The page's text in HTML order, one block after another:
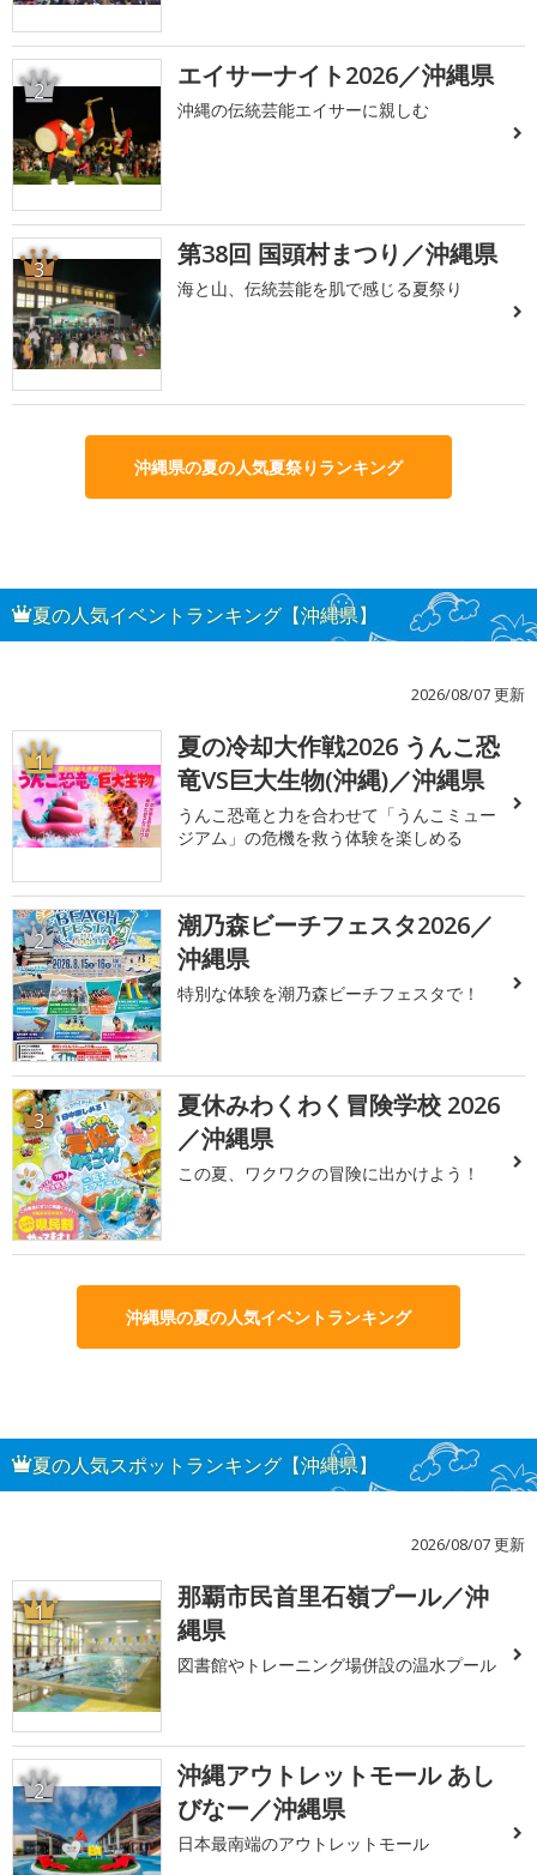
2 エイサーナイト2026／沖縄県
沖縄の伝統芸能エイサーに親しむ
3 第38回 国頭村まつり／沖縄県
海と山、伝統芸能を肌で感じる夏祭り
沖縄県の夏の人気夏祭りランキング
夏の人気イベントランキング【沖縄県】
2026/08/07 更新
1
夏の冷却大作戦2026 うんこ恐
竜VS巨大生物(沖縄)／沖縄県
うんこ恐竜と力を合わせて「うんこミュー
ジアム」の危機を救う体験を楽しめる
2
潮乃森ビーチフェスタ2026／
沖縄県
特別な体験を潮乃森ビーチフェスタで！
3
夏休みわくわく冒険学校 2026
／沖縄県
この夏、ワクワクの冒険に出かけよう！
沖縄県の夏の人気イベントランキング
夏の人気スポットランキング【沖縄県】
2026/08/07 更新
1
那覇市民首里石嶺プール／沖
縄県
図書館やトレーニング場併設の温水プール
2
沖縄アウトレットモール あし
びなー／沖縄県
日本最南端のアウトレットモール